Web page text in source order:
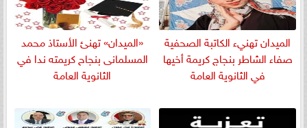
الميدان تهنيء الكاتبة الصحفية
صفاء الشاطر بنجاج كريمة أخيها
في الثانوية العامة
«الميدان» تهنئ الأستاذ محمد
المسلمانى بنجاح كريمته ندا في
الثانوية العامة